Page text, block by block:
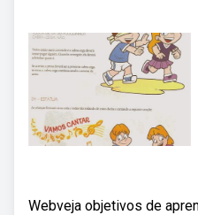
Webveja objetivos de